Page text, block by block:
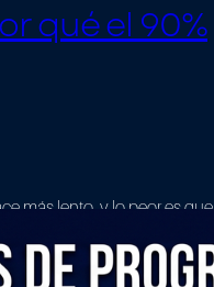
qué el 90%
más lento, y lo peor es que
picas código diez veces
En este artículo te